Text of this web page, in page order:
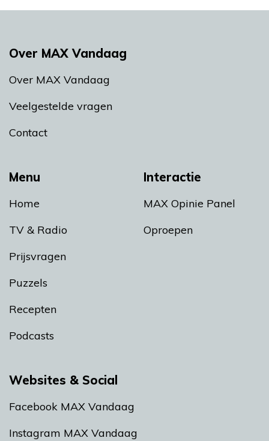
Menu
Home
TV & Radio
Prijsvragen
Puzzels
Recepten
Podcasts
Interactie
MAX Opinie Panel
Oproepen
Over MAX Vandaag
Over MAX Vandaag
Veelgestelde vragen
Contact
Websites & Social
Facebook MAX Vandaag
Instagram MAX Vandaag